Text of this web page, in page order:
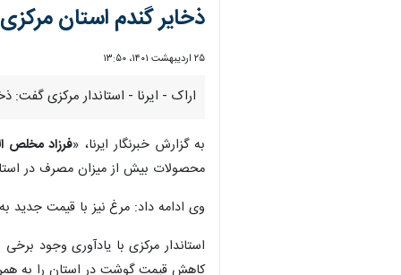
ذخایر گندم استان
۲۵ اردیبهشت ۱۴۰۱، ۱۳:۵۰